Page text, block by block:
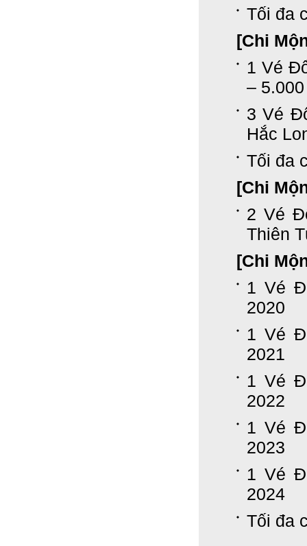
Tối đa
[Chi
1 Vé
– 5.000
3 Vé
Hắc
Tối đa
[Chi
2 Vé
Thiên
[Chi
1 Vé
2020
1 Vé
2021
1 Vé
2022
1 Vé
2023
1 Vé
2024
Tối đa